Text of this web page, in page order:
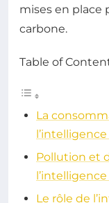
mises en place
carbone.
Table of
La
Pollution et
Le rôle de